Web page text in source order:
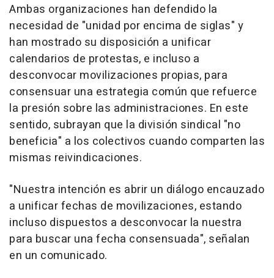
Ambas organizaciones han defendido la
necesidad de "unidad por encima de siglas" y
han mostrado su disposición a unificar
calendarios de protestas, e incluso a
desconvocar movilizaciones propias, para
consensuar una estrategia común que refuerce
la presión sobre las administraciones. En este
sentido, subrayan que la división sindical "no
beneficia" a los colectivos cuando comparten las
mismas reivindicaciones.
"Nuestra intención es abrir un diálogo encauzado
a unificar fechas de movilizaciones, estando
incluso dispuestos a desconvocar la nuestra
para buscar una fecha consensuada", señalan
en un comunicado.